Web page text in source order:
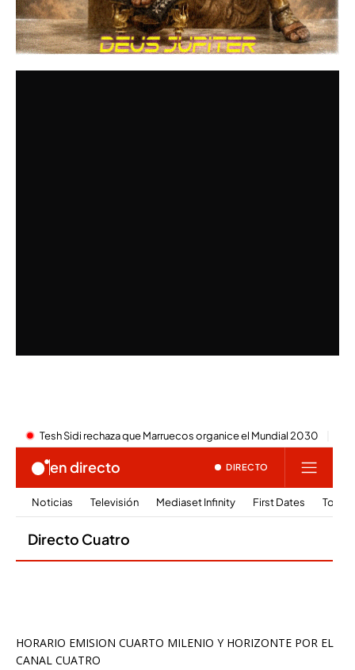
HORARIO EMISION CUARTO MILENIO Y HORIZONTE POR EL
CANAL CUATRO